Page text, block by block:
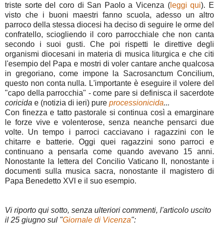
triste sorte del coro di San Paolo a Vicenza (leggi qui). E
visto che i buoni maestri fanno scuola, adesso un altro
parroco della stessa diocesi ha deciso di seguire le orme del
confratello, sciogliendo il coro parrocchiale che non canta
secondo i suoi gusti. Che poi rispetti le direttive degli
organismi diocesani in materia di musica liturgica e che citi
l'esempio del Papa e mostri di voler cantare anche qualcosa
in gregoriano, come impone la Sacrosanctum Concilium,
questo non conta nulla. L'importante è eseguire il volere del
"capo della parrocchia" - come pare si definisca il sacerdote
coricida e (notizia di ieri) pure processionicida...
Con finezza e tatto pastorale si continua così a emarginare
le forze vive e volenterose, senza neanche pensarci due
volte. Un tempo i parroci cacciavano i ragazzini con le
chitarre e batterie. Oggi quei ragazzini sono parroci e
continuano a pensarla come quando avevano 15 anni.
Nonostante la lettera del Concilio Vaticano II, nonostante i
documenti sulla musica sacra, nonostante il magistero di
Papa Benedetto XVI e il suo esempio.
Vi riporto qui sotto, senza ulteriori commenti, l'articolo uscito
il 25 giugno sul "Giornale di Vicenza":